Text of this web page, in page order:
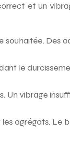
et un
Des
le
Un vibrage
agrégats. Le